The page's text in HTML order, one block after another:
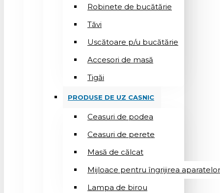
Robinete de bucătărie
Tăvi
Uscătoare p/u bucătărie
Accesori de masă
Tigăi
PRODUSE DE UZ CASNIC
Ceasuri de podea
Ceasuri de perete
Masă de călcat
Mijloace pentru îngrijirea
Lampa de birou